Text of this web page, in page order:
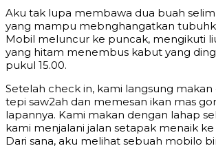
Aku tak lupa membawa dua buah
yang mampu mebnghangatkan
Mobil meluncur ke puncak, mengikuti
yang hitam menembus kabut yang
pukul 15.00.
Setelah check in, kami langsung makan
tepi saw2ah dan memesan ikan mas
lapannya. Kami makan dengan lahap
kami menjalani jalan setapak menaik
Dari sana, aku melihat sebuah mobilo